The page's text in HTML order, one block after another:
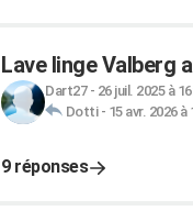
Lave linge Valberg
Dart27- 26 juil. 2025 à
Dotti- 15 avr. 2026 à
9 réponses